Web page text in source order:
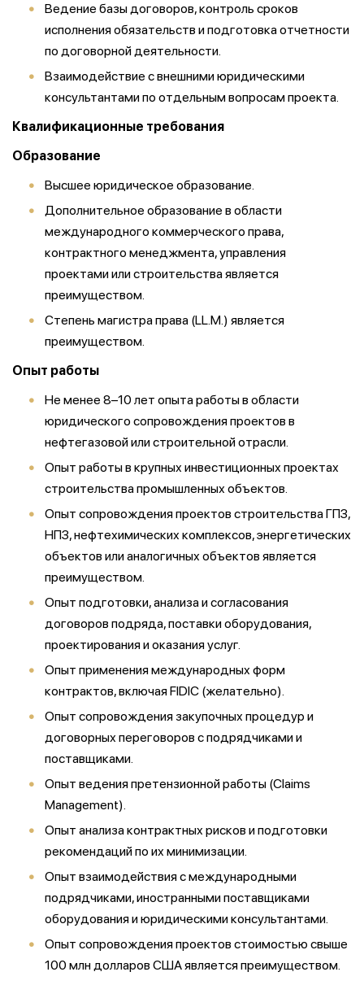
Ведение базы договоров, контроль сроков
исполнения обязательств и подготовка отчетности
по договорной деятельности.
Взаимодействие с внешними юридическими
консультантами по отдельным вопросам проекта.
Квалификационные требования
Образование
Высшее юридическое образование.
Дополнительное образование в области
международного коммерческого права,
контрактного менеджмента, управления
проектами или строительства является
преимуществом.
Степень магистра права (LL.M.) является
преимуществом.
Опыт работы
Не менее 8–10 лет опыта работы в области
юридического сопровождения проектов в
нефтегазовой или строительной отрасли.
Опыт работы в крупных инвестиционных проектах
строительства промышленных объектов.
Опыт сопровождения проектов строительства ГПЗ,
НПЗ, нефтехимических комплексов, энергетических
объектов или аналогичных объектов является
преимуществом.
Опыт подготовки, анализа и согласования
договоров подряда, поставки оборудования,
проектирования и оказания услуг.
Опыт применения международных форм
контрактов, включая FIDIC (желательно).
Опыт сопровождения закупочных процедур и
договорных переговоров с подрядчиками и
поставщиками.
Опыт ведения претензионной работы (Claims
Management).
Опыт анализа контрактных рисков и подготовки
рекомендаций по их минимизации.
Опыт взаимодействия с международными
подрядчиками, иностранными поставщиками
оборудования и юридическими консультантами.
Опыт сопровождения проектов стоимостью свыше
100 млн долларов США является преимуществом.